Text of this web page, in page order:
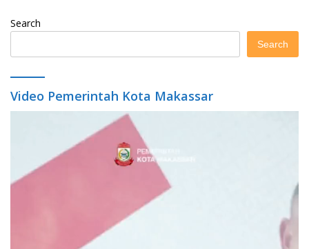
Search
Search
Video Pemerintah Kota Makassar